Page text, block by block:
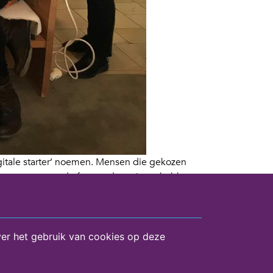
starter’ noemen. Mensen die gekozen
weerstand of angst de pc jaren hebben
erg goed zijn geworden in het
het gebruik van cookies op deze